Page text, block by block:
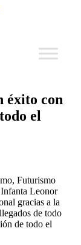
éxito con
el
Futurismo
Leonor
gracias a la
de todo
de todo el